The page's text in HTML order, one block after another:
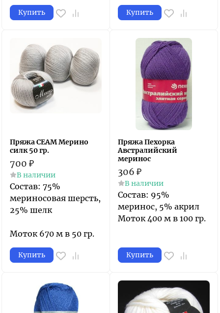
Купить Купить
Пряжа СЕАМ Мерино
силк 50 гр.
700 ₽
В наличии
Состав: 75%
мериносовая шерсть,
25% шелк
Моток 670 м в 50 гр.
Купить
Пряжа Пехорка
Австралийский
меринос
306 ₽
В наличии
Состав: 95%
меринос, 5% акрил
Моток 400 м в 100 гр.
Купить